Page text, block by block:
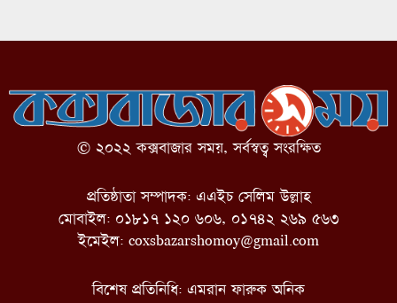
© ২০২২ কক্সবাজার সময়, সর্বস্বত্ব সংরক্ষিত
প্রতিষ্ঠাতা সম্পাদক: এএইচ সেলিম উল্লাহ
মোবাইল: ০১৮১৭ ১২০ ৬০৬, ০১৭৪২ ২৬৯ ৫৬৩
ইমেইল: coxsbazarshomoy@gmail.com
বিশেষ প্রতিনিধি: এমরান ফারুক অনিক